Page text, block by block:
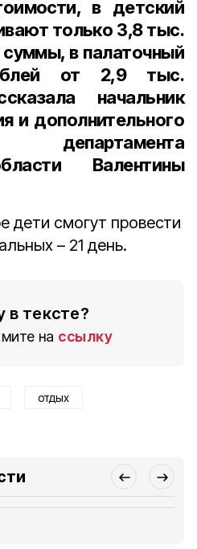
в детский
только 3,8 тыс.
суммы, в палаточный
от 2,9 тыс.
начальник
и дополнительного
департамента
Валентины
дети смогут провести
– 21 день.
в тексте?
на ссылку
отдых